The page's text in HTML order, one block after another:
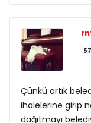
Çünkü artık
ihalelerine girip
dağıtmayı